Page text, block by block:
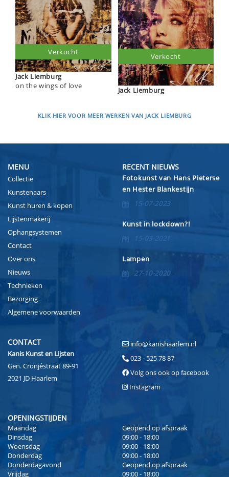
Jack Liemburg
on the wings of love
Verkocht
Jack Liemburg
Verkocht
KLIK HIER VOOR MEER WERKEN VAN JACK LIEMBURG
MENU
Collectie
Kunstenaars
Kunst huren & kopen
Lijstenmakerij
Ophangsystemen
Contact
Over ons
Nieuws
Technieken
Bezorging
Algemene voorwaarden
RECENT NIEUWS
Fotokunst van Hans Pieterse
en Hester Blankestijn
15-07-2023
Kunst in lockdown?!
15-03-2021
Lampen
27-10-2020
CONTACT
Kanis Kunst en Lijsten
Gen. Cronjéstraat 89-91
2021 JD Haarlem
info@kanishaarlem.nl
023 - 525 78 87
Volg ons ook op facebook
Instagram
OPENINGSTIJDEN
Maandag
Geopend op afspraak
Dinsdag
09:00 - 18:00
Woensdag
09:00 - 18:00
Donderdag
09:00 - 18:00
Donderdagavond
Geopend op afspraak
Vrijdag
09:00 - 18:00